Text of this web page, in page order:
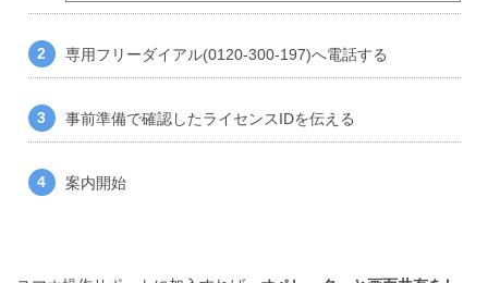
専用フリーダイアル(0120-300-197)へ電話する
事前準備で確認したライセンスIDを伝える
案内開始